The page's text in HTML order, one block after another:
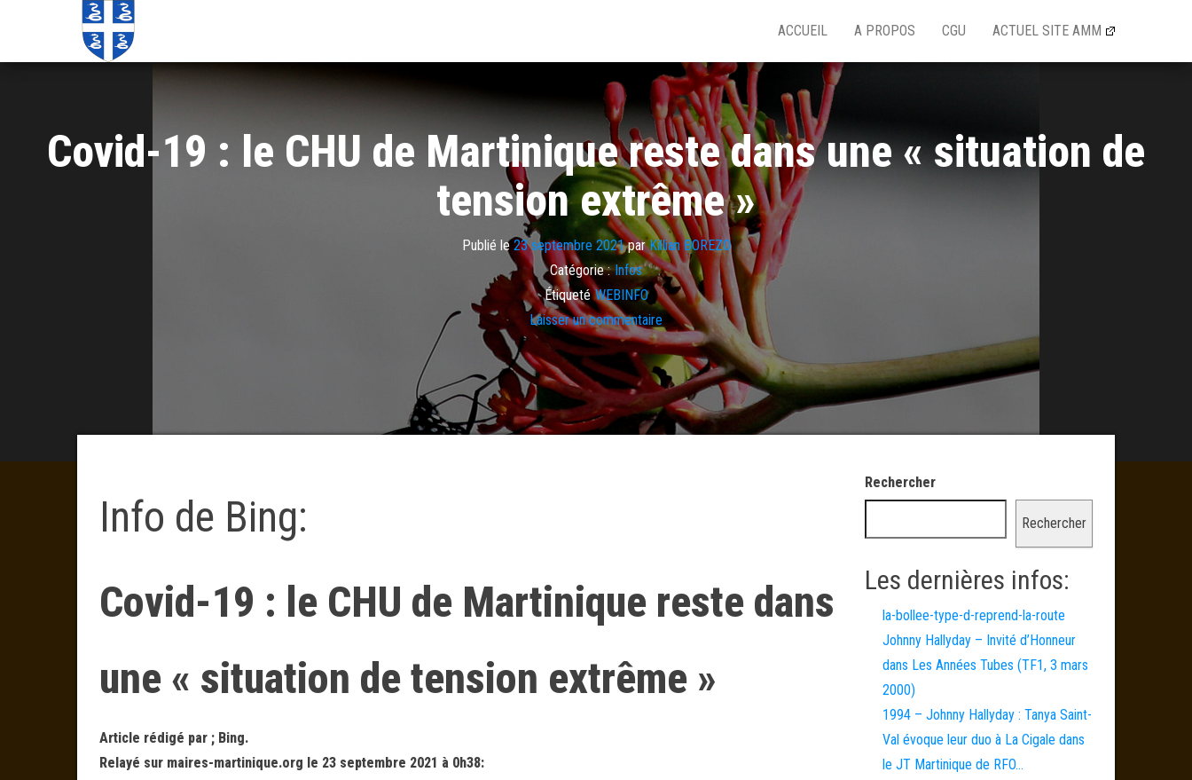
ACCUEIL A PROPOS CGU ACTUEL SITE AMM
Covid-19 : le CHU de Martinique reste dans une « situation de
tension extrême »
Publié le23 septembre 2021parKillian BOREZO
Catégorie : Infos
Étiqueté WEBINFO
Laisser un commentaire
Info de Bing:
Covid-19 : le CHU de Martinique reste dans
une « situation de tension extrême »
Article rédigé par ; Bing.
Relayé sur maires-martinique.org le 23 septembre 2021 à 0h38:
Rechercher
Rechercher
Les dernières infos:
la-bollee-type-d-reprend-la-route
Johnny Hallyday – Invité d’Honneur
dans Les Années Tubes (TF1, 3 mars
2000)
1994 – Johnny Hallyday : Tanya Saint-
Val évoque leur duo à La Cigale dans
le JT Martinique de RFO…